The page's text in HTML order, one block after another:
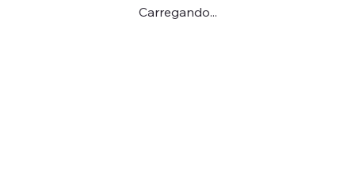
Carregando...